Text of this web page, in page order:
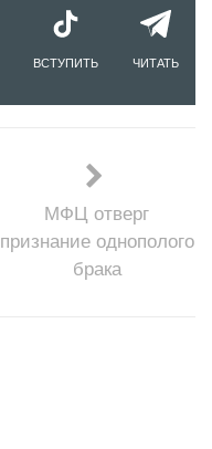
ВСТУПИТЬ ЧИТАТЬ
МФЦ отверг
признание однополого
брака